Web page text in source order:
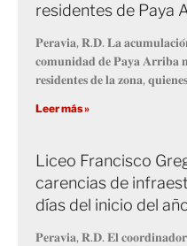
residentes de Paya
𝐏𝐞𝐫𝐚𝐯𝐢𝐚, 𝐑.𝐃. 𝐋𝐚
𝐜𝐨𝐦𝐮𝐧𝐢𝐝𝐚𝐝 𝐝𝐞 𝐏𝐚𝐲𝐚 𝐀𝐫𝐫𝐢𝐛𝐚
𝐫𝐞𝐬𝐢𝐝𝐞𝐧𝐭𝐞𝐬 𝐝𝐞 𝐥𝐚 𝐳𝐨𝐧𝐚,
Leer más »
Liceo Francisco
carencias de
días del inicio del
𝐏𝐞𝐫𝐚𝐯𝐢𝐚, 𝐑.𝐃. 𝐄𝐥